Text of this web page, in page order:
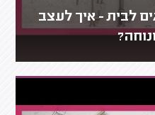
לבית - איך לעצב